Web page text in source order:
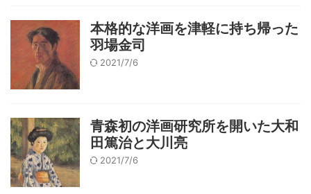
本格的な洋画を津軽に持ち帰った
羽場金司
2021/7/6
青森初の洋画研究所を開いた大和
田篤治と大川亮
2021/7/6